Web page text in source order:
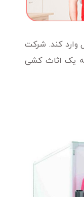
وارد کند. شرکت
یک اثاث کشی